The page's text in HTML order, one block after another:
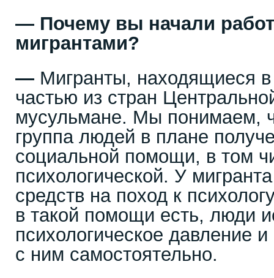
— Почему вы начали
мигрантами?
— Мигранты, находящиеся
частью из стран
мусульмане. Мы понимаем,
группа людей в плане
социальной помощи, в том
психологической. У
средств на поход к
в такой помощи есть, люди
психологическое давление
с ним самостоятельно.